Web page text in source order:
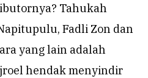
Tahukah
Fadli Zon dan
yang lain adalah
hendak menyindir